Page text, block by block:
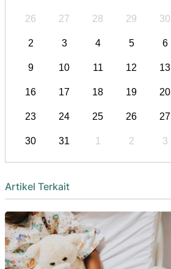
26 27 28 29 30
2 3 4 5 6
9 10 11 12 13
16 17 18 19 20
23 24 25 26 27
30 31 1 2 3
Artikel Terkait